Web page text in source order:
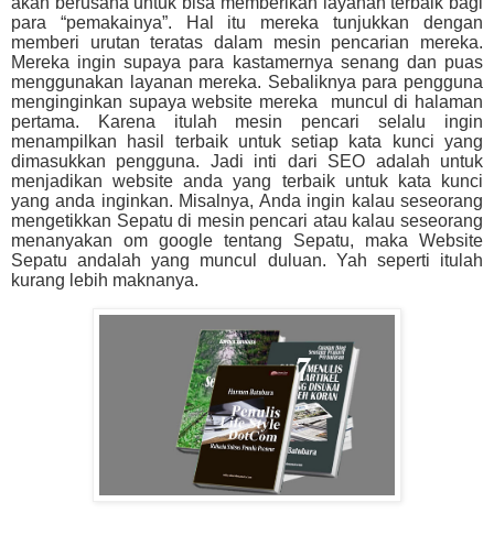
para “pemakainya”. Hal itu mereka tunjukkan dengan
memberi urutan teratas dalam mesin pencarian mereka.
Mereka ingin supaya para kastamernya senang dan puas
menggunakan layanan mereka. Sebaliknya para pengguna
menginginkan supaya website mereka muncul di halaman
pertama. Karena itulah mesin pencari selalu ingin
menampilkan hasil terbaik untuk setiap kata kunci yang
dimasukkan pengguna. Jadi inti dari SEO adalah untuk
menjadikan website anda yang terbaik untuk kata kunci
yang anda inginkan. Misalnya, Anda ingin kalau seseorang
mengetikkan Sepatu di mesin pencari atau kalau seseorang
menanyakan om google tentang Sepatu, maka Website
Sepatu andalah yang muncul duluan. Yah seperti itulah
kurang lebih maknanya.